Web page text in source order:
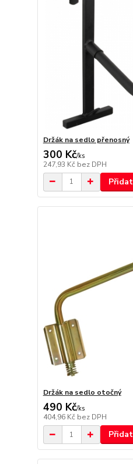
Držák na sedlo přenosný
300 Kč/ks
247,93 Kč bez DPH
Držák na sedlo otočný
490 Kč/ks
404,96 Kč bez DPH